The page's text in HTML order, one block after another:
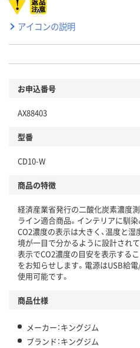
アイコンの説明
お申込番号
AX88403
型番
CD10-W
商品の特徴
経済産業省発行の二酸化炭素濃度
ライン適合商品。インテリアに馴
CO2濃度の表示は大きく、温度と
境が一目で分かるように設計され
表示でCO2濃度の目安を表示する
をお知らせします。電源はUSB給
使用可能です。
商品仕様
メーカー：キングジム
ブランド：キングジム